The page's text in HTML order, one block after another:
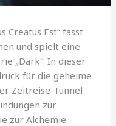
Creatus Est“ fasst
und spielt eine
„Dark“. In dieser
für die geheime
Zeitreise-Tunnel
zur
zur Alchemie.